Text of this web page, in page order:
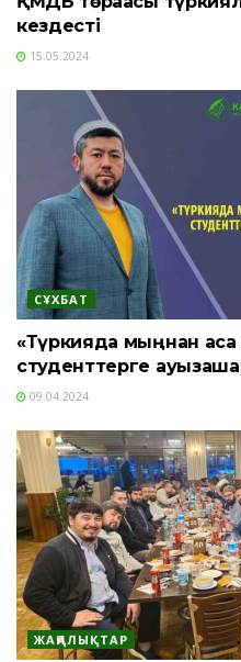
кездесті
15.05.2024
СҰХБАТ
«Түркияда мыңнан аса
студенттерге
09.04.2024
ЖАҢАЛЫҚТАР